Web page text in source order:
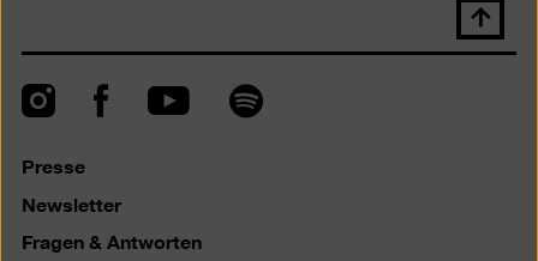
Nach
oben
InstagramFacebookYouTube Spotify
Presse
Newsletter
Fragen & Antworten